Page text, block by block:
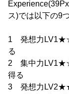
ス)では以下の9
1 発想力
る
2 集中力
得る
3 発想力